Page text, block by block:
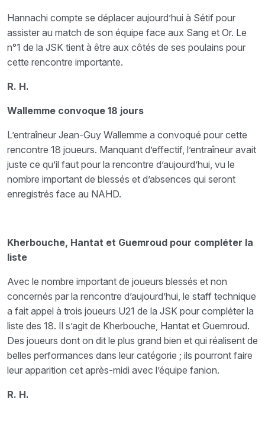
Hannachi compte se déplacer aujourd’hui à Sétif pour
assister au match de son équipe face aux Sang et Or. Le
n°1 de la JSK tient à être aux côtés de ses poulains pour
cette rencontre importante.
R. H.
Wallemme convoque 18 jours
L’entraîneur Jean-Guy Wallemme a convoqué pour cette
rencontre 18 joueurs. Manquant d’effectif, l’entraîneur avait
juste ce qu’il faut pour la rencontre d’aujourd’hui, vu le
nombre important de blessés et d’absences qui seront
enregistrés face au NAHD.
Kherbouche, Hantat et Guemroud pour compléter la
liste
Avec le nombre important de joueurs blessés et non
concernés par la rencontre d’aujourd’hui, le staff technique
a fait appel à trois joueurs U21 de la JSK pour compléter la
liste des 18. Il s’agit de Kherbouche, Hantat et Guemroud.
Des joueurs dont on dit le plus grand bien et qui réalisent de
belles performances dans leur catégorie ; ils pourront faire
leur apparition cet après-midi avec l’équipe fanion.
R. H.